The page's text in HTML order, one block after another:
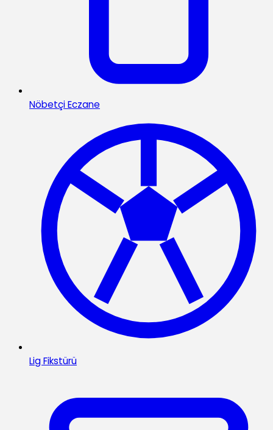
Nöbetçi Eczane
Lig Fikstürü